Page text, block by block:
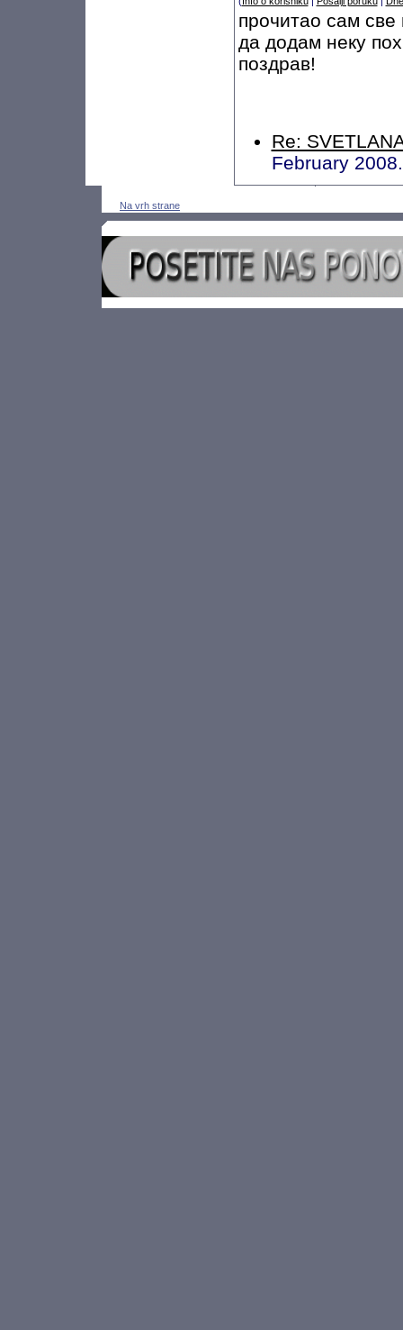
прочитао сам
да додам неку
поздрав!
Re:
February
Na vrh strane